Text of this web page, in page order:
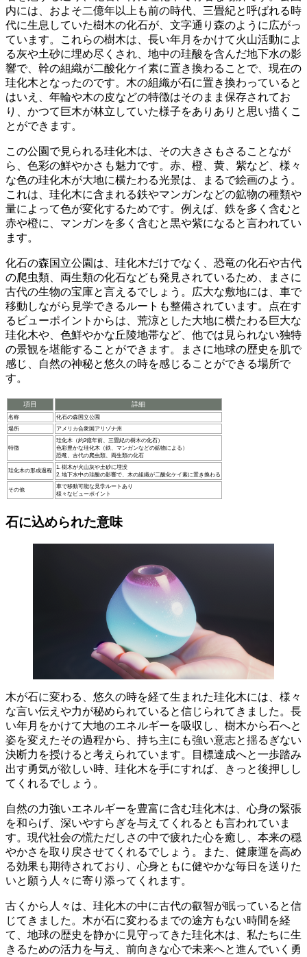
内には、およそ二億年以上も前の時代、三畳紀と呼ばれる時
代に生息していた樹木の化石が、文字通り森のように広がっ
ています。これらの樹木は、長い年月をかけて火山活動によ
る灰や土砂に埋め尽くされ、 地中の珪酸を含んだ地下水の影
響で、幹の組織が二酸化ケイ素に置き換わることで、現在の
珪化木となったのです。木の組織が石に置き換わっていると
はいえ、年輪や木の皮などの特徴はそのまま保存されてお
り、かつて巨木が林立していた様子をありありと思い描くこ
とができます。
この公園で見られる珪化木は、その大きさもさることなが
ら、色彩の鮮やかさも魅力です。赤、橙、黄、紫など、様々
な色の珪化木が大地に横たわる光景は、まるで絵画のよう。
これは、珪化木に含まれる鉄やマンガンなどの鉱物の種類や
量によって色が変化するためです。例えば、鉄を多く含むと
赤や橙に、マンガンを多く含むと黒や紫になると言われてい
ます。
化石の森国立公園は、珪化木だけでなく、恐竜の化石や古代
の爬虫類、両生類の化石なども発見されているため、まさに
古代の生物の宝庫と言えるでしょう。広大な敷地には、車で
移動しながら見学できるルートも整備されています。点在す
るビューポイントからは、 荒涼とした大地に横たわる巨大な
珪化木や、色鮮やかな丘陵地帯など、他では見られない独特
の景観を堪能することができます。まさに地球の歴史を肌で
感じ、自然の神秘と悠久の時を感じることができる場所で
す。
項目 詳細
名称
化石の森国立公園
場所
アメリカ合衆国アリゾナ州
特徴
珪化木（約2億年前、三畳紀の樹木の化石）
色彩豊かな珪化木（鉄、マンガンなどの鉱物による）
恐竜、古代の爬虫類、両生類の化石
珪化木の形成過程
1. 樹木が火山灰や土砂に埋没
2. 地下水中の珪酸の影響で、木の組織が二酸化ケイ素に置き換わる
その他
車で移動可能な見学ルートあり
様々なビューポイント
石に込められた意味
木が石に変わる、悠久の時を経て生まれた珪化木には、様々
な言い伝えや力が秘められていると信じられてきました。 長
い年月をかけて大地のエネルギーを吸収し、樹木から石へと
姿を変えたその過程から、持ち主にも強い意志と揺るぎない
決断力 を授けると考えられています。目標達成へと一歩踏み
出す勇気が欲しい時、珪化木を手にすれば、きっと後押しし
てくれるでしょう。
自然の力強いエネルギーを豊富に含む珪化木は、 心身の緊張
を和らげ、深いやすらぎを与えてくれる とも言われていま
す。現代社会の慌ただしさの中で疲れた心を癒し、本来の穏
やかさを取り戻させてくれるでしょう。また、 健康運を高め
る効果も期待されており、心身ともに健やかな毎日を送りた
いと願う人々に寄り添ってくれます。
古くから人々は、珪化木の中に古代の叡智が眠っていると信
じてきました。木が石に変わるまでの途方もない時間を経
て、地球の歴史を静かに見守ってきた珪化木は、私たちに生
きるための活力を与え
前向きな心で未来へと進んでいく勇